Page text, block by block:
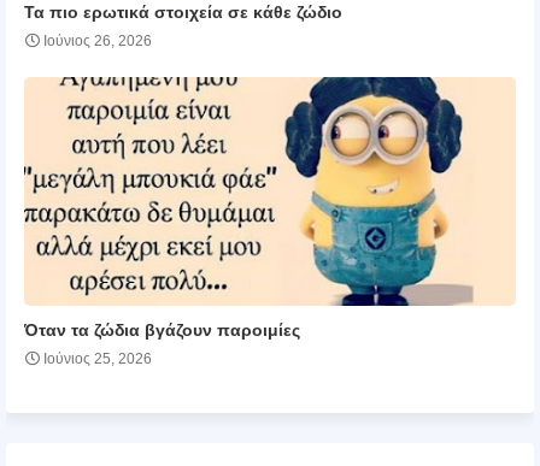
Τα πιο ερωτικά στοιχεία σε κάθε ζώδιο
Ιούνιος 26, 2026
Όταν τα ζώδια βγάζουν παροιμίες
Ιούνιος 25, 2026